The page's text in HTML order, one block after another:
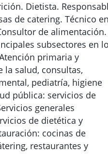
Dietista.
de catering. Técnico
de alimentación.
subsectores en
primaria y
salud, consultas,
pediatría, higiene
pública: servicios de
generales
de dietética y
cocinas de
restaurantes y